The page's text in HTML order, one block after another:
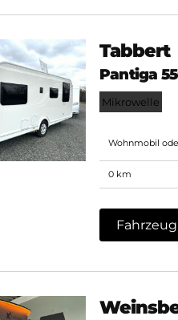
Tabbert
Pantiga
Mikrowelle
Wohnmobil
0 km